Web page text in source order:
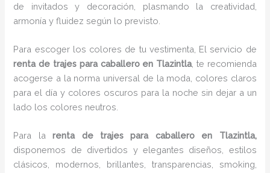
de invitados y decoración, plasmando la creatividad,
armonía y fluidez según lo previsto.
Para escoger los colores de tu vestimenta, El servicio de
renta de trajes para caballero en Tlazintla, te recomienda
acogerse a la norma universal de la moda, colores claros
para el día y colores oscuros para la noche sin dejar a un
lado los colores neutros.
Para larenta de trajes para caballero
en Tlazintla,
disponemos de divertidos y elegantes diseños, estilos
clásicos, modernos, brillantes, transparencias, smoking,